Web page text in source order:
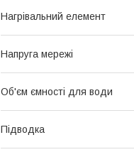
Нагрівальний елемент
Напруга мережі
Об'єм ємності для води
Підводка